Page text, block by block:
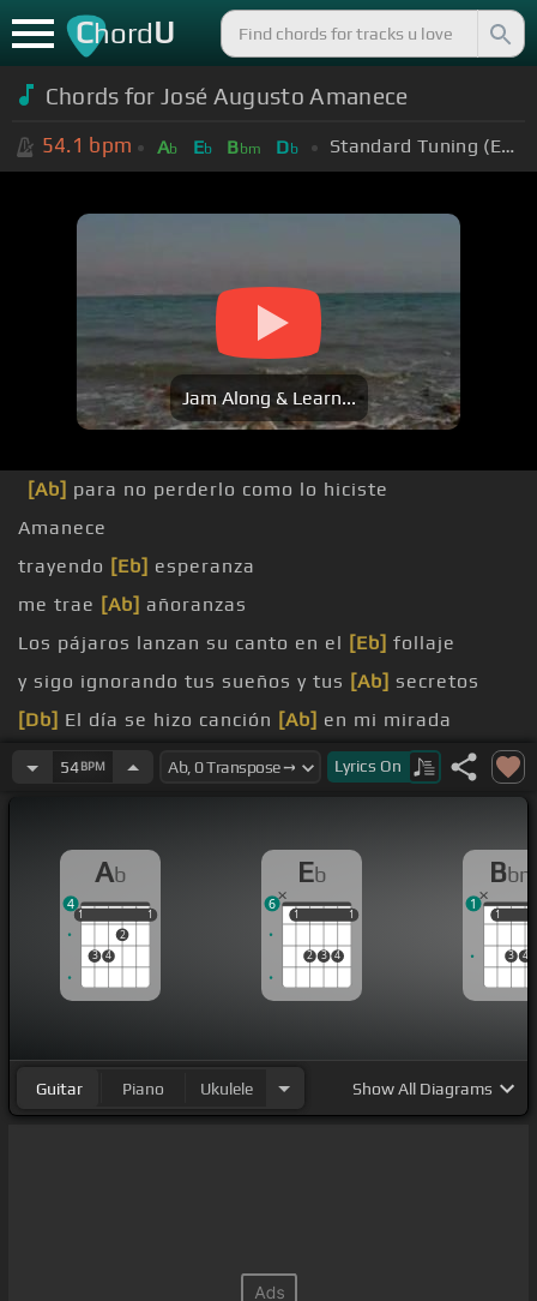
ChordU
Chords forJosé Augusto Amanece
54.1 bpm Ab Eb Bbm Db Standard Tuning (EADGBE)
Jam Along & Learn...
[Ab] para no perderlo como lo hiciste
Amanece
trayendo [Eb] esperanza
me trae [Ab] añoranzas
Los pájaros lanzan su canto en el [Eb] follaje
y sigo ignorando tus sueños y tus [Ab] secretos
[Db] El día se hizo canción [Ab] en mi mirada
[Bbm]Nuestras cosas parece [Eb]que viven y me
54BPM Lyrics On
Ab
1
3 4
2
1
1 1
4
Eb
1
2 3 4
1
1 1
6
Bbm
1
3 4
1
1
Guitar Piano Ukulele ShowAll Diagrams